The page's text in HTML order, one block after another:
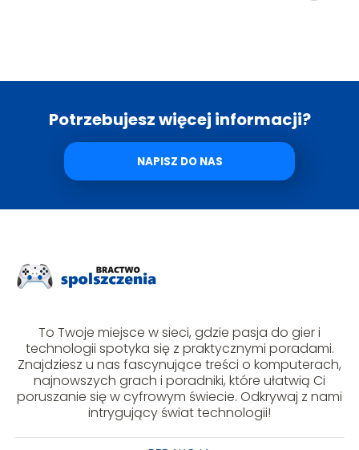
Potrzebujesz więcej informacji?
NAPISZ DO NAS
To Twoje miejsce w sieci, gdzie pasja do gier i
technologii spotyka się z praktycznymi poradami.
Znajdziesz u nas fascynujące treści o komputerach,
najnowszych grach i poradniki, które ułatwią Ci
poruszanie się w cyfrowym świecie. Odkrywaj z nami
intrygujący świat technologii!